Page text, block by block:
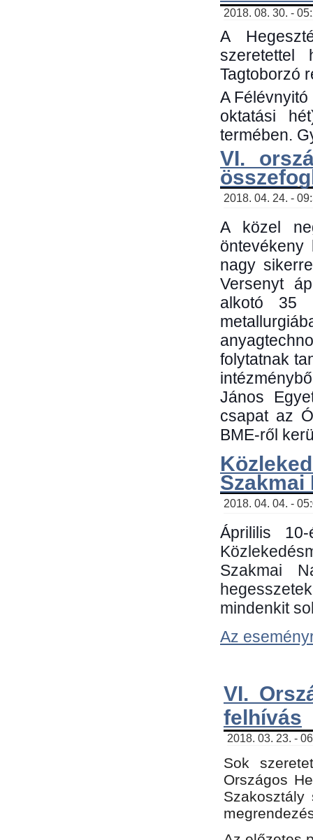
2018. 08. 30. -
A
szeretettel
Tagtoborzó
A
oktatási
termében.
VI.
2018. 04. 24. -
A közel
nagy
Versenyt
alkotó 35
folytatnak
János
csapat az
BME-ről
Szakmai
2018. 04. 04. -
Áprililis
Szakmai
mindenkit
Az
VI.
felhívás
2018. 03. 23. -
Sok
Országos